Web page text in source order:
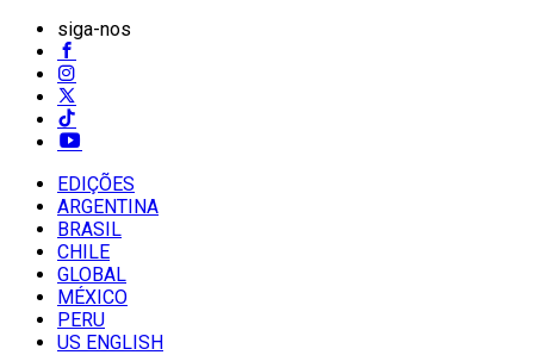
siga-nos
EDIÇÕES
ARGENTINA
BRASIL
CHILE
GLOBAL
MÉXICO
PERU
US ENGLISH